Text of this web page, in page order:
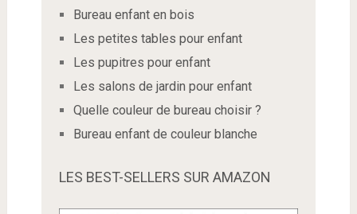
Bureau enfant en bois
Les petites tables pour enfant
Les pupitres pour enfant
Les salons de jardin pour enfant
Quelle couleur de bureau choisir ?
Bureau enfant de couleur blanche
LES BEST-SELLERS SUR AMAZON